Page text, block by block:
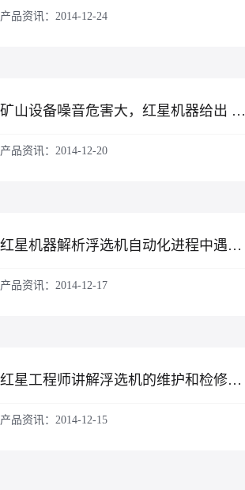
产品资讯：2014-12-24
矿山设备噪音危害大，红星机器给出 方案
产品资讯：2014-12-20
红星机器解析浮选机自动化进程中遇到的问题
产品资讯：2014-12-17
红星工程师讲解浮选机的维护和检修工作
产品资讯：2014-12-15